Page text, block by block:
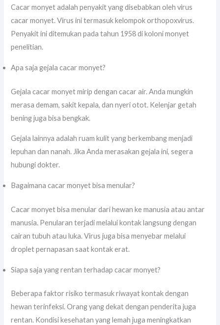
Cacar monyet adalah penyakit yang disebabkan oleh virus
cacar monyet. Virus ini termasuk kelompok orthopoxvirus.
Penyakit ini ditemukan pada tahun 1958 di koloni monyet
penelitian.
Apa saja gejala cacar monyet?
Gejala cacar monyet mirip dengan cacar air. Anda mungkin
merasa demam, sakit kepala, dan nyeri otot. Kelenjar getah
bening juga bisa bengkak.
Gejala lainnya adalah ruam kulit yang berkembang menjadi
lepuhan dan nanah. Jika Anda merasakan gejala ini, segera
hubungi dokter.
Bagaimana cacar monyet bisa menular?
Cacar monyet bisa menular dari hewan ke manusia atau antar
manusia. Penularan terjadi melalui kontak langsung dengan
cairan tubuh atau luka. Virus juga bisa menyebar melalui
droplet pernapasan saat kontak erat.
Siapa saja yang rentan terhadap cacar monyet?
Beberapa faktor risiko termasuk riwayat kontak dengan
hewan terinfeksi. Orang yang dekat dengan penderita juga
rentan. Kondisi kesehatan yang lemah juga meningkatkan